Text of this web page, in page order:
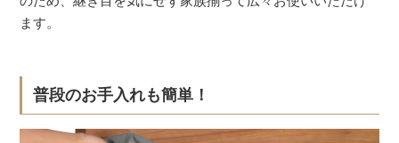
ます。
普段のお手入れも簡単！